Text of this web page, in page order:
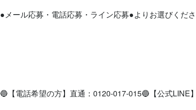
●メール応募・電話応募・ライン応募●よりお選びくだ
🔵【電話希望の方】直通：0120-017-015🔵【公式LINE